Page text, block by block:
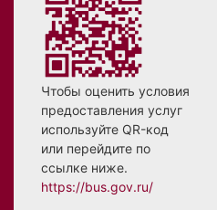
Чтобы оценить условия
предоставления услуг
используйте QR-код
или перейдите по
ссылке ниже.
https://bus.gov.ru/